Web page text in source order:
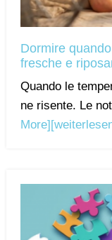
Dormire
fresche e
Quando le
ne risente. Le
More]